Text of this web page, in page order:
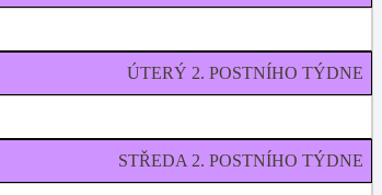
ÚTERÝ 2. POSTNÍHO TÝDNE
STŘEDA 2. POSTNÍHO TÝDNE